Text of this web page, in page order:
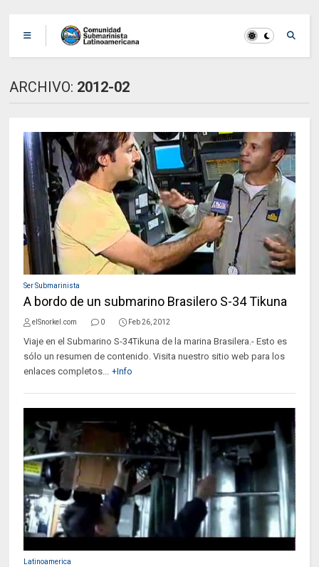
ARCHIVO: 2012-02
Ser Submarinista
A bordo de un submarino Brasilero S-34 Tikuna
elSnorkel.com 0 Feb 26, 2012
Viaje en el Submarino S-34Tikuna de la marina Brasilera.- Esto es
sólo un resumen de contenido. Visita nuestro sitio web para los
enlaces completos... +Info
Latinoamerica